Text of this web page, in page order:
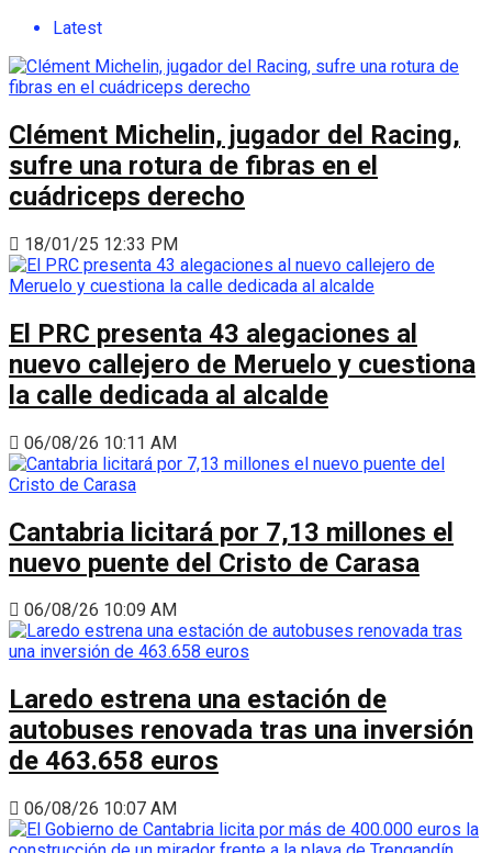
Latest
Clément Michelin, jugador del Racing,
sufre una rotura de fibras en el
cuádriceps derecho
18/01/25 12:33 PM
El PRC presenta 43 alegaciones al
nuevo callejero de Meruelo y cuestiona
la calle dedicada al alcalde
06/08/26 10:11 AM
Cantabria licitará por 7,13 millones el
nuevo puente del Cristo de Carasa
06/08/26 10:09 AM
Laredo estrena una estación de
autobuses renovada tras una inversión
de 463.658 euros
06/08/26 10:07 AM